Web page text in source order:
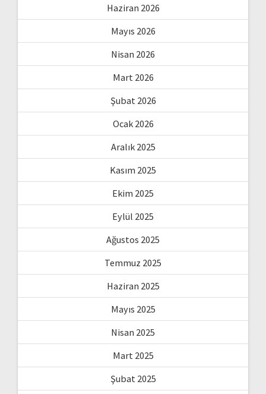
Haziran 2026
Mayıs 2026
Nisan 2026
Mart 2026
Şubat 2026
Ocak 2026
Aralık 2025
Kasım 2025
Ekim 2025
Eylül 2025
Ağustos 2025
Temmuz 2025
Haziran 2025
Mayıs 2025
Nisan 2025
Mart 2025
Şubat 2025